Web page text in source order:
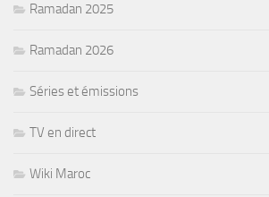
Ramadan 2025
Ramadan 2026
Séries et émissions
TV en direct
Wiki Maroc